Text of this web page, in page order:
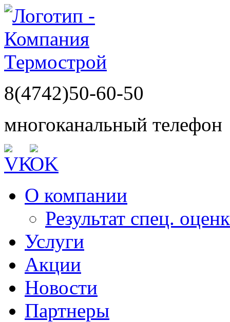
8(4742)50-60-50
многоканальный телефон
О компании
Результат спец.
Услуги
Акции
Новости
Партнеры